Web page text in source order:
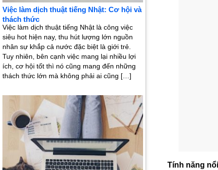
Tính năng
Việc làm dịch thuật tiếng Nhật: Cơ hội và
thách thức
Việc làm dịch thuật tiếng Nhật là công việc
siêu hot hiện nay, thu hút lượng lớn nguồn
nhân sự khắp cả nước đặc biệt là giới trẻ.
Tuy nhiên, bên cạnh việc mang lại nhiều lợi
ích, cơ hội tốt thì nó cũng mang đến những
thách thức lớn mà không phải ai cũng […]